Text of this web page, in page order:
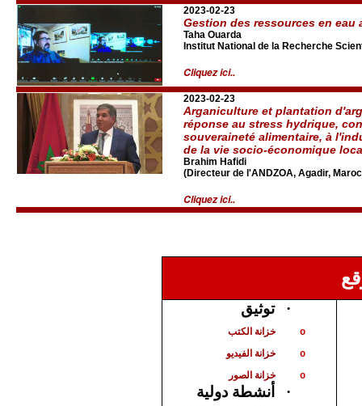
2023-02-23
Gestion des ressources en eau
Taha Ouarda
Institut National de la Recherche
Cliquez ici..
2023-02-23
Arganiculture et plantation
réponse au stress hydrique,
souveraineté alimentaire, à
de la vie socio-économique
Brahim Hafidi
(Directeur de l'ANDZOA, Agadir, Maroc
Cliquez ici..
· توثيق
o خزانة الكتب
o خزانة الفيديو
o خزانة الصور
· أنشطة دولية